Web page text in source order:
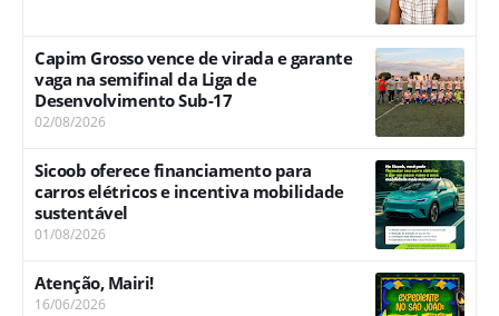
Capim Grosso vence de virada e garante
vaga na semifinal da Liga de
Desenvolvimento Sub-17
02/08/2026
Sicoob oferece financiamento para
carros elétricos e incentiva mobilidade
sustentável
01/08/2026
Atenção, Mairi!
16/06/2026